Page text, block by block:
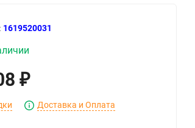
1619520031
₽
Доставка и Оплата